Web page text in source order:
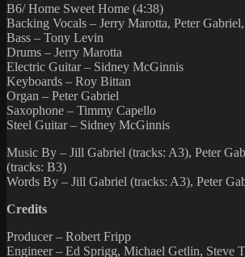
B6/ Home Sweet Home (4:38)
Backing Vocals – Jerry Marotta, Peter
Bass – Tony Levin
Drums – Jerry Marotta
Electric Guitar – Sidney McGinnis
Keyboards – Roy Bittan
Organ – Peter Gabriel
Saxophone – Timmy Capello
Steel Guitar – Sidney McGinnis
Music By – Jill Gabriel (tracks: A3), Peter
(tracks: B3)
Words By – Jill Gabriel (tracks: A3), Peter
Credits
Producer – Robert Fripp
Engineer – Ed Sprigg, Michael Getlin, Steve